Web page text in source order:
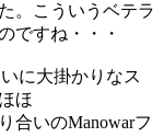
。こういうベテラ
ですね・・・
いに大掛かりなス
ほ
合いのManowarフ